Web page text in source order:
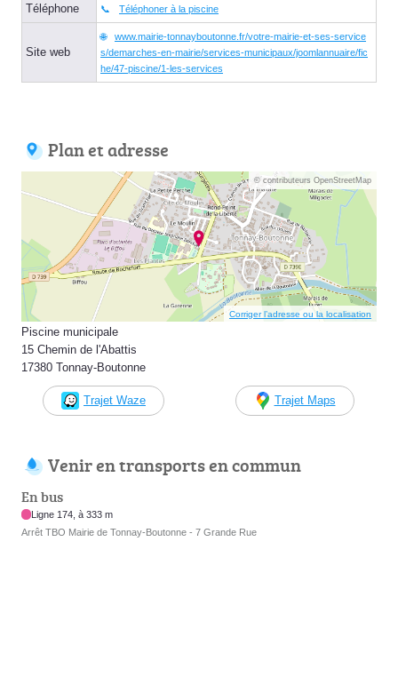
Téléphone Téléphoner à la piscine
Site web
www.mairie-tonnayboutonne.fr/votre-mairie-et-ses-service
s/demarches-en-mairie/services-municipaux/joomlannuaire/fic
he/47-piscine/1-les-services
Plan et adresse
© contributeurs OpenStreetMap
Corriger l’adresse ou la localisation
Piscine municipale
15 Chemin de l'Abattis
17380 Tonnay-Boutonne
Trajet Waze Trajet Maps
Venir en transports en commun
En bus
Ligne 174, à 333 m
Arrêt TBO Mairie de Tonnay-Boutonne - 7 Grande Rue